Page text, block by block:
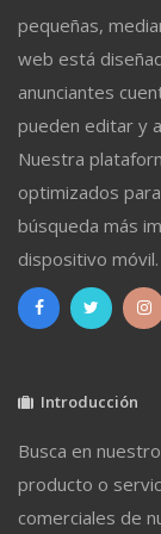
pequeñas,
web está
anunciantes
pueden editar y
Nuestra
optimizados
búsqueda más
dispositivo móvil.
Introducción
Busca en
producto o
comerciales de